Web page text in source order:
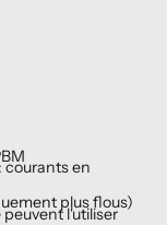
courants en
plus flous)
l'utiliser